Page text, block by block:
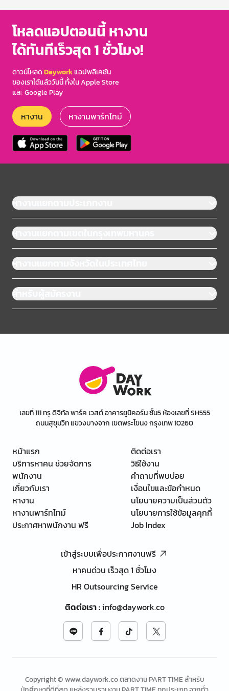
โหลดแอปตอนนี้ หางาน
ได้ทันทีเร็วสุด 1 ชั่วโมง!
ดาวน์โหลดDayworkแอปพลิเคชัน
ของเราได้แล้ววันนี้ ทั้งใน Apple Store
และ Google Play
หางาน หางานพาร์ทไทม์
หางานแยกตามประเภทงาน
หางานแยกตามเขตในกรุงเทพมหานคร
หางานแยกตามจังหวัดในประเทศไทย
สำหรับผู้สมัครงาน
เลขที่ 111 ทรู ดิจิทัล พาร์ค เวสต์ อาคารยูนิคอร์น ชั้น5 ห้องเลขที่ SH555
ถนนสุขุมวิท แขวงบางจาก เขตพระโขนง กรุงเทพ 10260
หน้าแรก
บริการหาคน ช่วยจัดการ
พนักงาน
เกี่ยวกับเรา
หางาน
หางานพาร์ทไทม์
ประกาศหาพนักงาน ฟรี
ติดต่อเรา
วิธีใช้งาน
คำถามที่พบบ่อย
เงื่อนไขและข้อกำหนด
นโยบายความเป็นส่วนตัว
นโยบายการใช้ข้อมูลคุกกี้
Job Index
เข้าสู่ระบบเพื่อประกาศงานฟรี
หาคนด่วน เร็วสุด 1 ชั่วโมง
HR Outsourcing Service
ติดต่อเรา:info@daywork.co
Copyright © www.daywork.co ตลาดงาน PART TIME สำหรับ